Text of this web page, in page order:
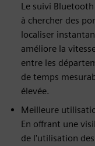
Le suivi
à chercher des
localiser
améliore la
entre les
de temps
élevée.
Meilleure
En offrant une
de l'utilisation